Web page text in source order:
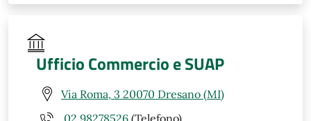
Ufficio Commercio e SUAP
Via Roma, 3 20070 Dresano (MI)
02.98278526 (Telefono)